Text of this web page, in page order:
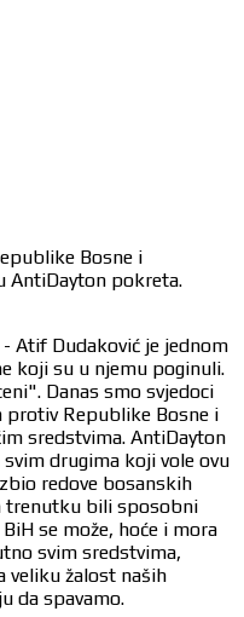
Bosne i
AntiDayton pokreta.
Atif Dudaković je jednom
koji su u njemu poginuli.
Danas smo svjedoci
protiv Republike Bosne i
sredstvima. AntiDayton
drugima koji vole ovu
redove bosanskih
trenutku bili sposobni
se može, hoće i mora
svim sredstvima,
veliku žalost naših
da spavamo.